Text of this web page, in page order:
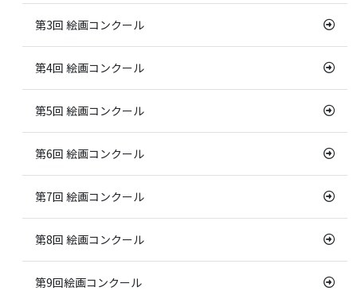
第3回 絵画コンクール
第4回 絵画コンクール
第5回 絵画コンクール
第6回 絵画コンクール
第7回 絵画コンクール
第8回 絵画コンクール
第9回絵画コンクール